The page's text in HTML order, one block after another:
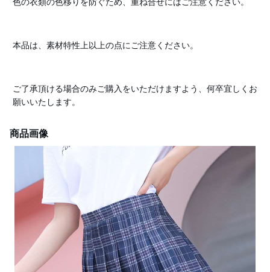
本品は、素材特性上以上の点にご注意ください。
ご了承頂ける場合のみご購入をいただけますよう、何卒宜しくお
願いいたします。
商品画像